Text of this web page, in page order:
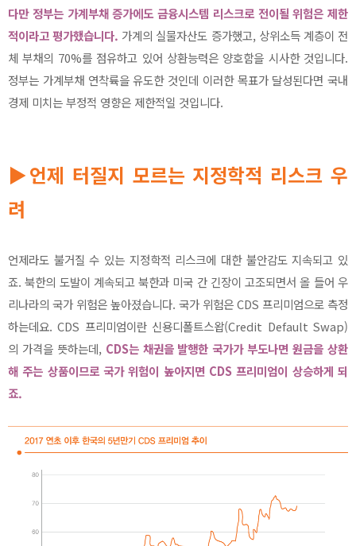
다만 정부는 가계부채 증가에도 금융시스템 리스크로 전이될 위험은 제한
적이라고 평가했습니다. 가계의 실물자산도 증가했고, 상위소득 계층이 전
체 부채의 70%를 점유하고 있어 상환능력은 양호함을 시사한 것입니다.
정부는 가계부채 연착륙을 유도한 것인데 이러한 목표가 달성된다면 국내
경제 미치는 부정적 영향은 제한적일 것입니다.
▶언제 터질지 모르는 지정학적 리스크 우
려
언제라도 불거질 수 있는 지정학적 리스크에 대한 불안감도 지속되고 있
죠. 북한의 도발이 계속되고 북한과 미국 간 긴장이 고조되면서 올 들어 우
리나라의 국가 위험은 높아졌습니다. 국가 위험은 CDS 프리미엄으로 측정
하는데요. CDS 프리미엄이란 신용디폴트스왑(Credit Default Swap)
의 가격을 뜻하는데, CDS는 채권을 발행한 국가가 부도나면 원금을 상환
해 주는 상품이므로 국가 위험이 높아지면 CDS 프리미엄이 상승하게 되
죠.